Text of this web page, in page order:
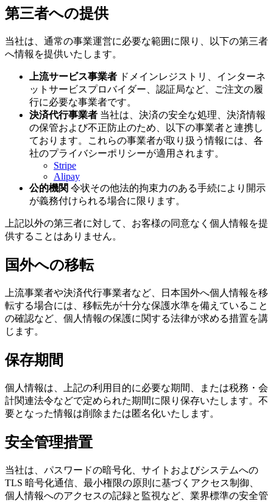
第三者への提供
当社は、通常の事業運営に必要な範囲に限り、以下の第三者
へ情報を提供いたします。
上流サービス事業者 ドメインレジストリ、インターネ
ットサービスプロバイダー、認証局など、ご注文の履
行に必要な事業者です。
決済代行事業者 当社は、決済の安全な処理、決済情報
の保管および不正防止のため、以下の事業者と連携し
ております。これらの事業者が取り扱う情報には、各
社のプライバシーポリシーが適用されます。
Stripe
Alipay
公的機関 令状その他法的拘束力のある手続により開示
が義務付けられる場合に限ります。
上記以外の第三者に対して、お客様の同意なく個人情報を提
供することはありません。
国外への移転
上流事業者や決済代行事業者など、日本国外へ個人情報を移
転する場合には、移転先が十分な保護水準を備えていること
の確認など、個人情報の保護に関する法律が求める措置を講
じます。
保存期間
個人情報は、上記の利用目的に必要な期間、または税務・会
計関連法令などで定められた期間に限り保存いたします。不
要となった情報は削除または匿名化いたします。
安全管理措置
当社は、パスワードの暗号化、サイトおよびシステムへの
TLS 暗号化通信、最小権限の原則に基づくアクセス制御、
個人情報へのアクセスの記録と監視など、業界標準の安全管